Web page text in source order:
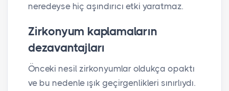
neredeyse hiç aşındırıcı etki yaratmaz.
Zirkonyum kaplamaların
dezavantajları
Önceki nesil zirkonyumlar oldukça opaktı
ve bu nedenle ışık geçirgenlikleri sınırlıydı.